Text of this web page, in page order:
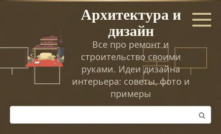
Перейти
Архитектура и
дизайн
Все про ремонт и
строительство своими
руками. Идеи дизайна
интерьера: советы, фото и
примеры
Поиск: